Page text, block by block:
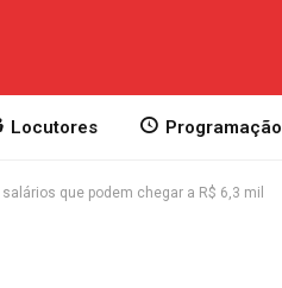
Locutores Programação
que podem chegar a R$ 6,3 mil